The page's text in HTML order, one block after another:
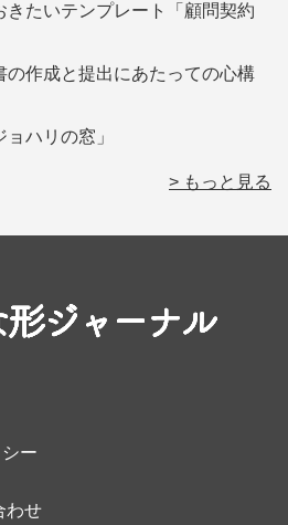
きたいテンプレート「顧問契約
作成と提出にあたっての心構
ョハリの窓」
> もっと見る
ー
わせ